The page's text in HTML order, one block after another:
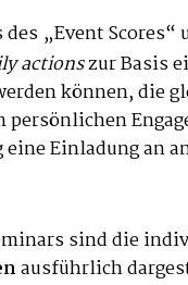
„Event Scores“
actionszur Basis
können, die
persönlichen
Einladung an
sind die
ausführlich